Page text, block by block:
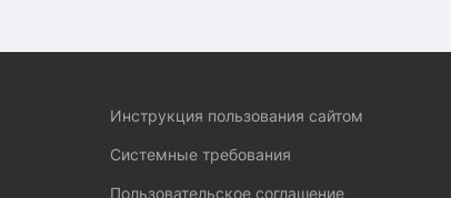
Инструкция пользования сайтом
Системные требования
Пользовательское соглашение